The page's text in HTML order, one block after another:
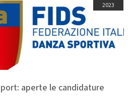
2023
aperte le candidature